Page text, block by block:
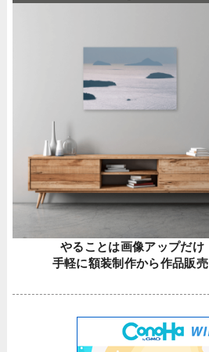
やることは画像アップだけ
手軽に額装制作から作品販売